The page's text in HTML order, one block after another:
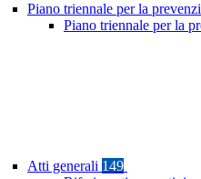
Piano triennale per la
Piano triennale per la
Atti generali 149